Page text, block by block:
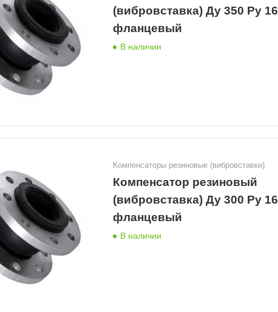
(вибровставка) Ду 350 Ру 16
фланцевый
В наличии
Компенсаторы резиновые (вибровставки)
Компенсатор резиновый
(вибровставка) Ду 300 Ру 16
фланцевый
В наличии